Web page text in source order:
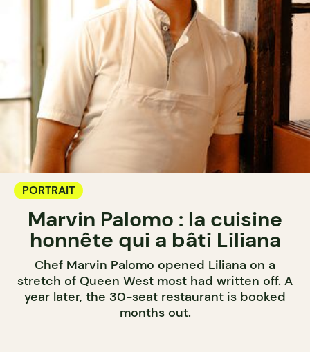
PORTRAIT
Marvin Palomo : la cuisine
honnête qui a bâti Liliana
Chef Marvin Palomo opened Liliana on a
stretch of Queen West most had written off. A
year later, the 30-seat restaurant is booked
months out.